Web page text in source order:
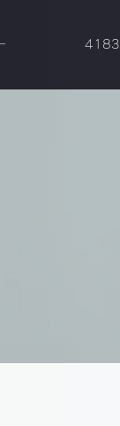
4183